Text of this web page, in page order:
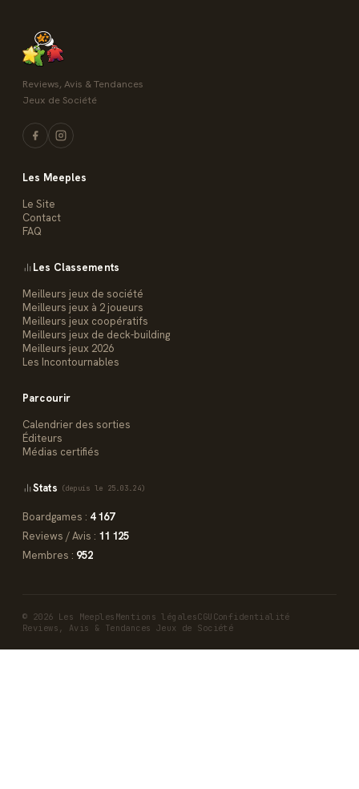
Reviews, Avis & Tendances
Jeux de Société
Les Meeples
Le Site
Contact
FAQ
Les Classements
Meilleurs jeux de société
Meilleurs jeux à 2 joueurs
Meilleurs jeux coopératifs
Meilleurs jeux de deck-building
Meilleurs jeux 2026
Les Incontournables
Parcourir
Calendrier des sorties
Éditeurs
Médias certifiés
Stats (depuis le 25.03.24)
Boardgames : 4 167
Reviews / Avis : 11 125
Membres : 952
© 2026 Les Meeples Mentions légalesCGU Confidentialité
Reviews, Avis & Tendances Jeux de Société